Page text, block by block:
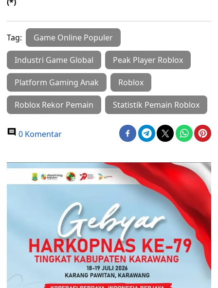
Tag: Game Online Populer
Industri Game Global Peak Player Roblox
Platform Gaming Anak Roblox
Roblox Rekor Pemain Statistik Pemain Roblox
0 Komentar